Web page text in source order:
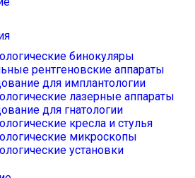
бинокуляры
рентгеновские аппараты
для имплантологии
лазерные аппараты
для гнатологии
кресла и стулья
микроскопы
установки